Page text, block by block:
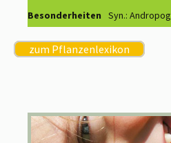
Besonderheiten
Syn.:
zum Pflanzenlexikon